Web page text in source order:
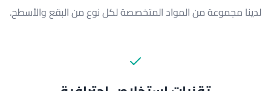
لدينا مجموعة من المواد المتخصصة لكل نوع من البقع والأسطح.